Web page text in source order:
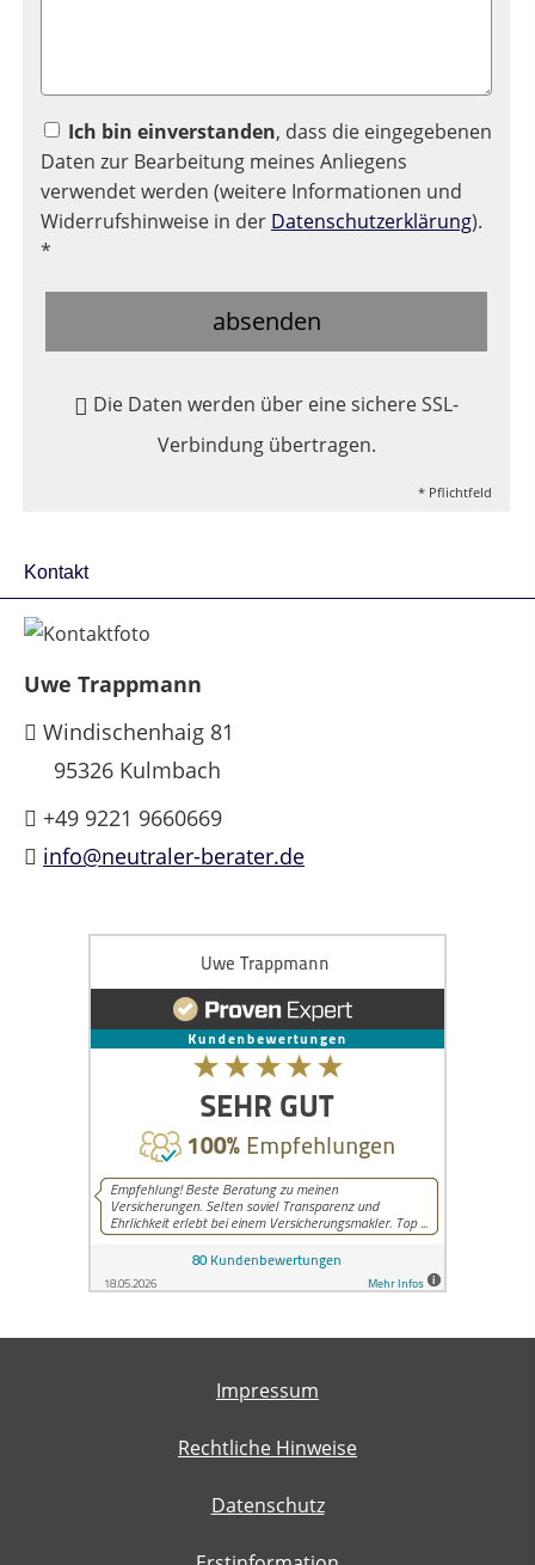
Ich bin einverstanden, dass die eingegebenen
Daten zur Bearbeitung meines Anliegens
verwendet werden (weitere Informationen und
Widerrufshinweise in der Datenschutzerklärung).
*
absenden
Die Daten werden über eine sichere SSL-
Verbindung übertragen.
* Pflichtfeld
Kontakt
Uwe Trappmann
Windischenhaig 81
95326 Kulmbach
+49 9221 9660669
info@neutraler-berater.de
Impressum
Rechtliche Hinweise
Datenschutz